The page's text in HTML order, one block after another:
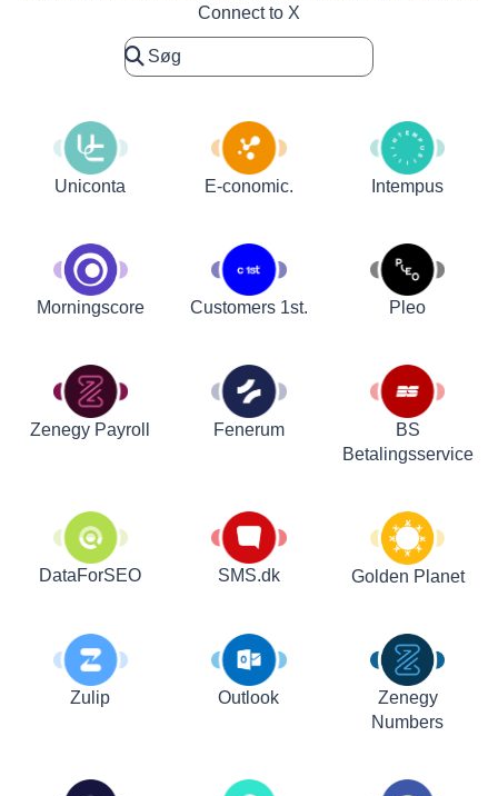
Connect to X
Uniconta E-conomic. Intempus
Morningscore Customers 1st. Pleo
Zenegy Payroll Fenerum
BS
Betalingsservice
DataForSEO SMS.dk Golden Planet
Zulip Outlook
Zenegy
Numbers